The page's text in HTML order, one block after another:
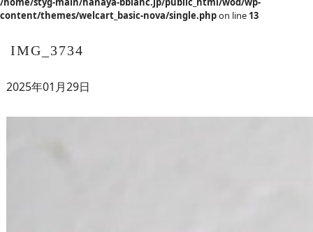
content/themes/welcart_basic-nova/single.phpon line 13
IMG_3734
2025年01月29日